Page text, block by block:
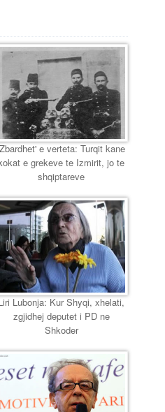
e verteta: Turqit kane
e grekeve te Izmirit, jo te
shqiptareve
Lubonja: Kur Shyqi, xhelati,
zgjidhej deputet i PD ne
Shkoder